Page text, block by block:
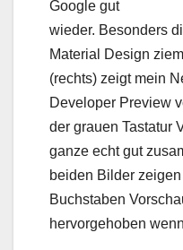
Google gut
wieder. Besonders
Material Design
(rechts) zeigt mein
Developer Preview
der grauen Tastatur
ganze echt gut
beiden Bilder
Buchstaben
hervorgehoben